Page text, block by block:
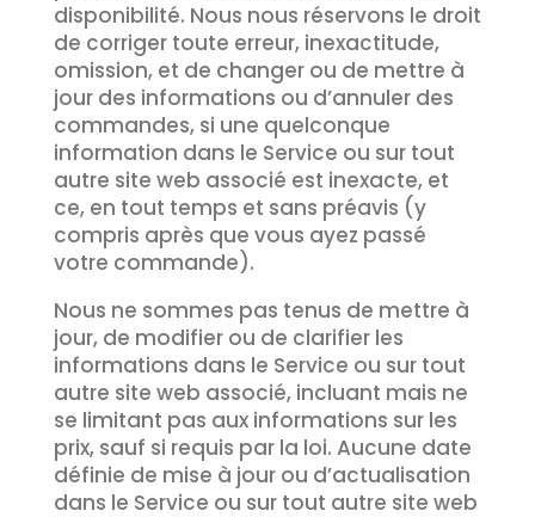
disponibilité. Nous nous réservons le droit
de corriger toute erreur, inexactitude,
omission, et de changer ou de mettre à
jour des informations ou d’annuler des
commandes, si une quelconque
information dans le Service ou sur tout
autre site web associé est inexacte, et
ce, en tout temps et sans préavis (y
compris après que vous ayez passé
votre commande).
Nous ne sommes pas tenus de mettre à
jour, de modifier ou de clarifier les
informations dans le Service ou sur tout
autre site web associé, incluant mais ne
se limitant pas aux informations sur les
prix, sauf si requis par la loi. Aucune date
définie de mise à jour ou d’actualisation
dans le Service ou sur tout autre site web